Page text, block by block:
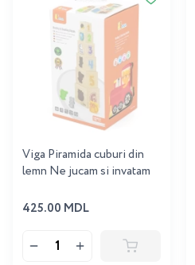
Viga Piramida cuburi din
lemn Ne jucam si invatam
425.00 MDL